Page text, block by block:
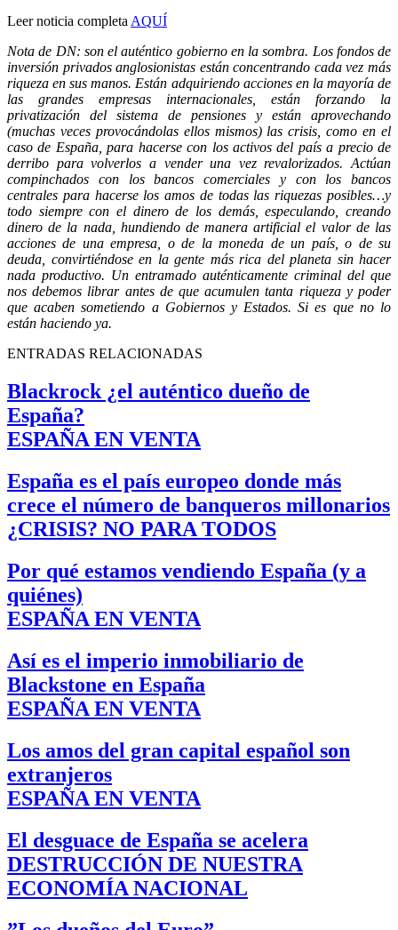
Leer noticia completaAQUÍ
Nota de DN: son el auténtico gobierno en la sombra. Los fondos de
inversión privados anglosionistas están concentrando cada vez más
riqueza en sus manos. Están adquiriendo acciones en la mayoría de
las grandes empresas internacionales, están forzando la
privatización del sistema de pensiones y están aprovechando
(muchas veces provocándolas ellos mismos) las crisis, como en el
caso de España, para hacerse con los activos del país a precio de
derribo para volverlos a vender una vez revalorizados. Actúan
compinchados con los bancos comerciales y con los bancos
centrales para hacerse los amos de todas las riquezas posibles…y
todo siempre con el dinero de los demás, especulando, creando
dinero de la nada, hundiendo de manera artificial el valor de las
acciones de una empresa, o de la moneda de un país, o de su
deuda, convirtiéndose en la gente más rica del planeta sin hacer
nada productivo. Un entramado auténticamente criminal del que
nos debemos librar antes de que acumulen tanta riqueza y poder
que acaben sometiendo a Gobiernos y Estados. Si es que no lo
están haciendo ya.
ENTRADAS RELACIONADAS
Blackrock ¿el auténtico dueño de
España?
ESPAÑA EN VENTA
España es el país europeo donde más
crece el número de banqueros millonarios
¿CRISIS? NO PARA TODOS
Por qué estamos vendiendo España (y a
quiénes)
ESPAÑA EN VENTA
Así es el imperio inmobiliario de
Blackstone en España
ESPAÑA EN VENTA
Los amos del gran capital español son
extranjeros
ESPAÑA EN VENTA
El desguace de España se acelera
DESTRUCCIÓN DE NUESTRA
ECONOMÍA NACIONAL